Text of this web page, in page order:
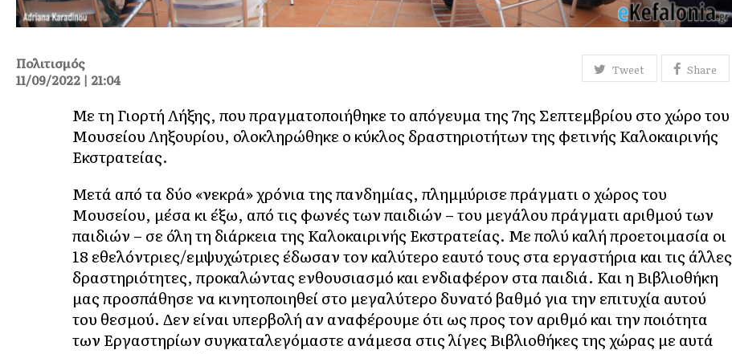
Tweet Share
Πολιτισμός
11/09/2022 | 21:04
Με τη Γιορτή Λήξης, που πραγματοποιήθηκε το απόγευμα της 7ης Σεπτεμβρίου στο χώρο του
Μουσείου Ληξουρίου, ολοκληρώθηκε ο κύκλος δραστηριοτήτων της φετινής Καλοκαιρινής
Εκστρατείας.
Μετά από τα δύο «νεκρά» χρόνια της πανδημίας, πλημμύρισε πράγματι ο χώρος του
Μουσείου, μέσα κι έξω, από τις φωνές των παιδιών – του μεγάλου πράγματι αριθμού των
παιδιών – σε όλη τη διάρκεια της Καλοκαιρινής Εκστρατείας. Με πολύ καλή προετοιμασία οι
18 εθελόντριες/εμψυχώτριες έδωσαν τον καλύτερο εαυτό τους στα εργαστήρια και τις άλλες
δραστηριότητες, προκαλώντας ενθουσιασμό και ενδιαφέρον στα παιδιά. Και η Βιβλιοθήκη
μας προσπάθησε να κινητοποιηθεί στο μεγαλύτερο δυνατό βαθμό για την επιτυχία αυτού
του θεσμού. Δεν είναι υπερβολή αν αναφέρουμε ότι ως προς τον αριθμό και την ποιότητα
των Εργαστηρίων συγκαταλεγόμαστε ανάμεσα στις λίγες Βιβλιοθήκες της χώρας με αυτά